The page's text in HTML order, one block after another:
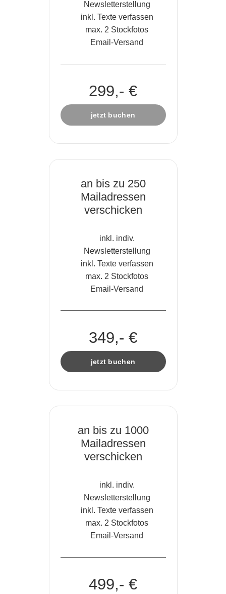
Newsletterstellung
inkl. Texte verfassen
max. 2 Stockfotos
Email-Versand
299,- €
jetzt buchen
an bis zu 250
Mailadressen
verschicken
inkl. indiv.
Newsletterstellung
inkl. Texte verfassen
max. 2 Stockfotos
Email-Versand
349,- €
jetzt buchen
an bis zu 1000
Mailadressen
verschicken
inkl. indiv.
Newsletterstellung
inkl. Texte verfassen
max. 2 Stockfotos
Email-Versand
499,- €